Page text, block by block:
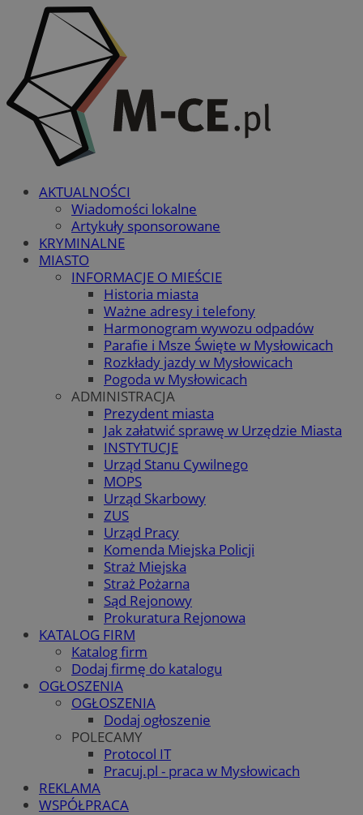
AKTUALNOŚCI
Wiadomości lokalne
Artykuły sponsorowane
KRYMINALNE
MIASTO
INFORMACJE O MIEŚCIE
Historia miasta
Ważne adresy i telefony
Harmonogram wywozu odpadów
Parafie i Msze Święte w Mysłowicach
Rozkłady jazdy w Mysłowicach
Pogoda w Mysłowicach
ADMINISTRACJA
Prezydent miasta
Jak załatwić sprawę w Urzędzie Miasta
INSTYTUCJE
Urząd Stanu Cywilnego
MOPS
Urząd Skarbowy
ZUS
Urząd Pracy
Komenda Miejska Policji
Straż Miejska
Straż Pożarna
Sąd Rejonowy
Prokuratura Rejonowa
KATALOG FIRM
Katalog firm
Dodaj firmę do katalogu
OGŁOSZENIA
OGŁOSZENIA
Dodaj ogłoszenie
POLECAMY
Protocol IT
Pracuj.pl - praca w Mysłowicach
REKLAMA
WSPÓŁPRACA